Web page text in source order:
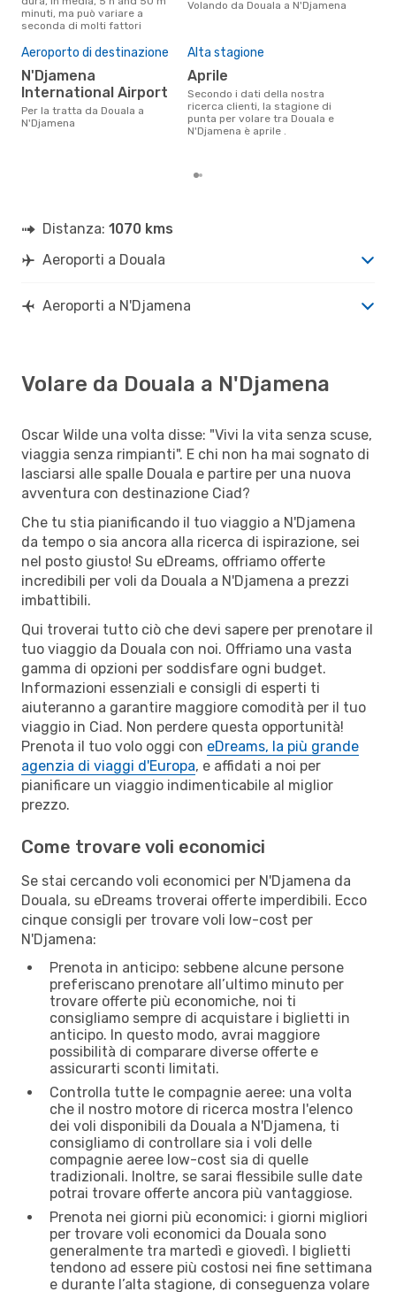
minuti, ma può variare a
seconda di molti fattori
Volando da Douala a N'Djamena
Aeroporto di destinazione
N'Djamena
International Airport
Per la tratta da Douala a
N'Djamena
Alta stagione
aprile
Secondo i dati della nostra
ricerca clienti, la stagione di
punta per volare tra Douala e
N'Djamena è aprile .
Distanza: 1070 kms
Aeroporti a Douala
Aeroporti a N'Djamena
Volare da Douala a N'Djamena
Oscar Wilde una volta disse: "Vivi la vita senza scuse,
viaggia senza rimpianti". E chi non ha mai sognato di
lasciarsi alle spalle Douala e partire per una nuova
avventura con destinazione Ciad?
Che tu stia pianificando il tuo viaggio a N'Djamena
da tempo o sia ancora alla ricerca di ispirazione, sei
nel posto giusto! Su eDreams, offriamo offerte
incredibili per voli da Douala a N'Djamena a prezzi
imbattibili.
Qui troverai tutto ciò che devi sapere per prenotare il
tuo viaggio da Douala con noi. Offriamo una vasta
gamma di opzioni per soddisfare ogni budget.
Informazioni essenziali e consigli di esperti ti
aiuteranno a garantire maggiore comodità per il tuo
viaggio in Ciad. Non perdere questa opportunità!
Prenota il tuo volo oggi con eDreams, la più grande
agenzia di viaggi d'Europa, e affidati a noi per
pianificare un viaggio indimenticabile al miglior
prezzo.
Come trovare voli economici
Se stai cercando voli economici per N'Djamena da
Douala, su eDreams troverai offerte imperdibili. Ecco
cinque consigli per trovare voli low-cost per
N'Djamena:
Prenota in anticipo: sebbene alcune persone
preferiscano prenotare all’ultimo minuto per
trovare offerte più economiche, noi ti
consigliamo sempre di acquistare i biglietti in
anticipo. In questo modo, avrai maggiore
possibilità di comparare diverse offerte e
assicurarti sconti limitati.
Controlla tutte le compagnie aeree: una volta
che il nostro motore di ricerca mostra l'elenco
dei voli disponibili da Douala a N'Djamena, ti
consigliamo di controllare sia i voli delle
compagnie aeree low-cost sia di quelle
tradizionali. Inoltre, se sarai flessibile sulle date
potrai trovare offerte ancora più vantaggiose.
Prenota nei giorni più economici: i giorni migliori
per trovare voli economici da Douala sono
generalmente tra martedì e giovedì. I biglietti
tendono ad essere più costosi nei fine settimana
e durante l’alta stagione, di conseguenza volare